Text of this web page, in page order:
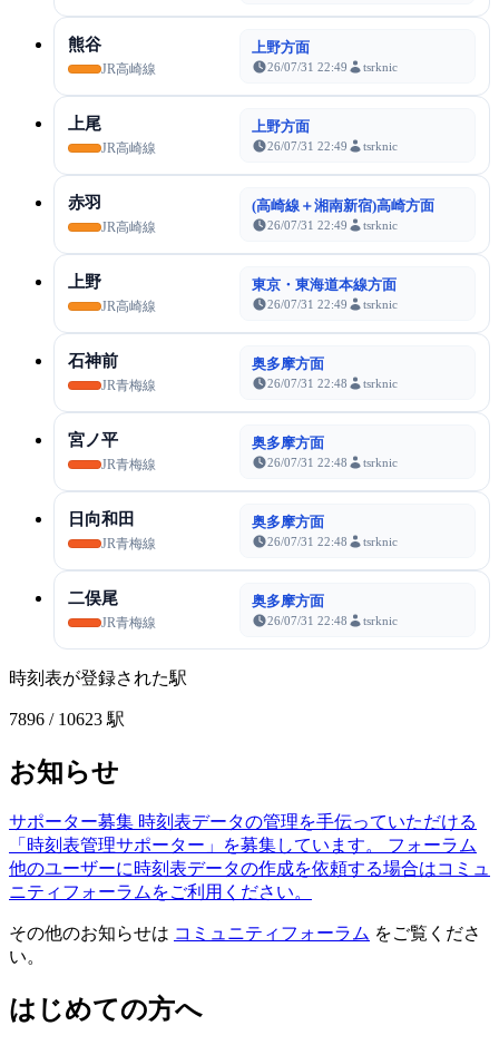
熊谷
JR高崎線
上野方面
26/07/31 22:49 tsrknic
上尾
JR高崎線
上野方面
26/07/31 22:49 tsrknic
赤羽
JR高崎線
(高崎線＋湘南新宿)高崎方面
26/07/31 22:49 tsrknic
上野
JR高崎線
東京・東海道本線方面
26/07/31 22:49 tsrknic
石神前
JR青梅線
奥多摩方面
26/07/31 22:48 tsrknic
宮ノ平
JR青梅線
奥多摩方面
26/07/31 22:48 tsrknic
日向和田
JR青梅線
奥多摩方面
26/07/31 22:48 tsrknic
二俣尾
JR青梅線
奥多摩方面
26/07/31 22:48 tsrknic
時刻表が登録された駅
7896 / 10623 駅
お知らせ
サポーター募集 時刻表データの管理を手伝っていただける
「時刻表管理サポーター」を募集しています。
フォーラム
他のユーザーに時刻表データの作成を依頼する場合はコミュ
ニティフォーラムをご利用ください。
その他のお知らせは コミュニティフォーラム をご覧くださ
い。
はじめての方へ